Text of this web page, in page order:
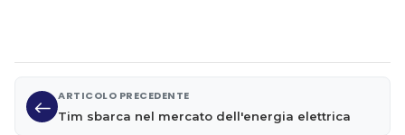
ARTICOLO PRECEDENTE
Tim sbarca nel mercato dell'energia elettrica